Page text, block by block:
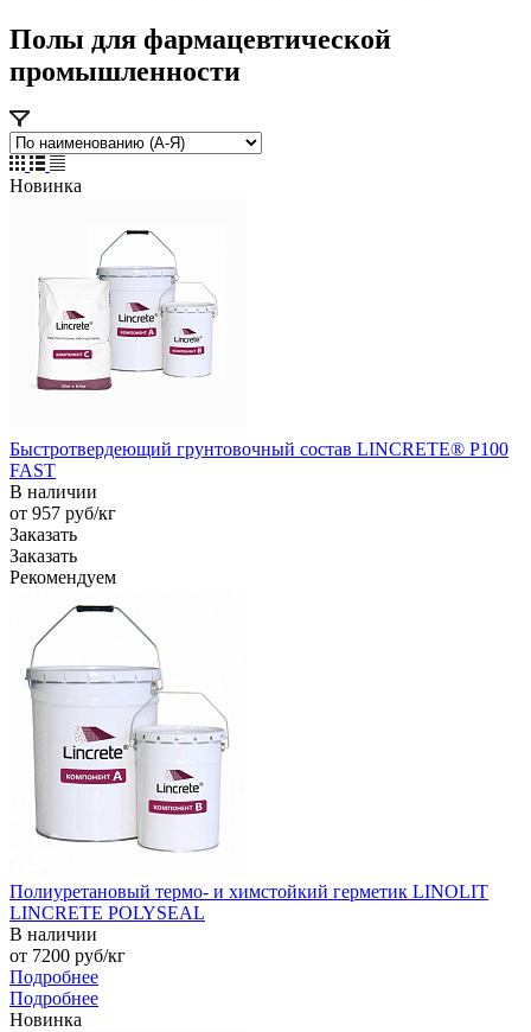
Полы для фармацевтической
промышленности
Новинка
Быстротвердеющий грунтовочный состав LINCRETE® P100
FAST
В наличии
от 957 руб/кг
Заказать
Заказать
Рекомендуем
Полиуретановый термо- и химстойкий герметик LINOLIT
LINCRETE POLYSEAL
В наличии
от 7200 руб/кг
Подробнее
Подробнее
Новинка